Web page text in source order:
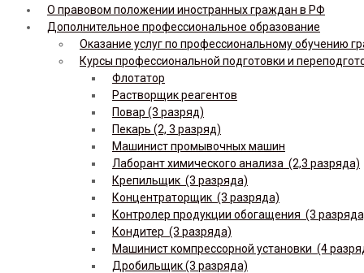
О правовом положении иностранных граждан в РФ
Дополнительное профессиональное образование
Оказание услуг по профессиональному обучению
Курсы профессиональной подготовки и
Флотатор
Растворщик реагентов
Повар (3 разряд)
Пекарь (2, 3 разряд)
Машинист промывочных машин
Лаборант химического анализа (2,3 разряда)
Крепильщик (3 разряда)
Концентраторщик (3 разряда)
Контролер продукции обогащения (3
Кондитер (3 разряда)
Машинист компрессорной установки (4
Дробильщик (3 разряда)